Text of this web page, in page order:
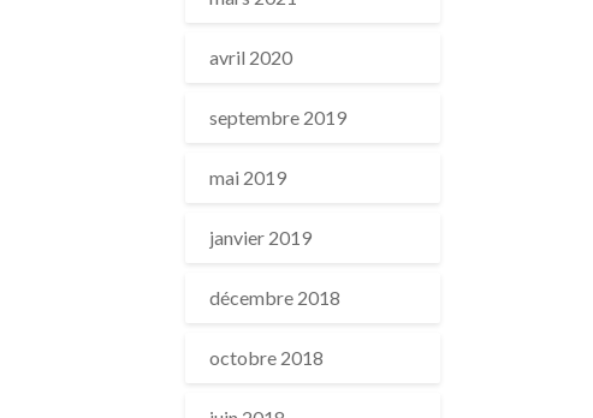
avril 2020
septembre 2019
mai 2019
janvier 2019
décembre 2018
octobre 2018